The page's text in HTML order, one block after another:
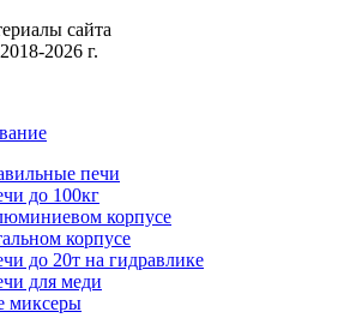
сайта
2026 г.
печи
до 100кг
корпусе
корпусе
до 20т на гидравлике
для меди
миксеры